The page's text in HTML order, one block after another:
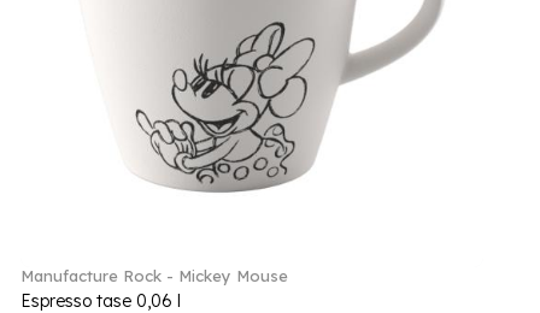
Manufacture Rock - Mickey Mouse
Espresso tase 0,06 l